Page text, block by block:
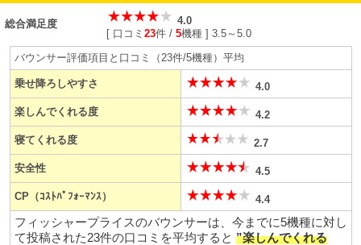
総合満足度
4.0
[ 口コミ 23件 / 5機種 ] 3.5～5.0
バウンサー評価項目と口コミ（23件/5機種）平均
乗せ降ろしやすさ 4.0
楽しんでくれる度 4.2
寝てくれる度 2.7
安全性 4.5
CP（ｺｽﾄﾊﾟﾌｫｰﾏﾝｽ） 4.4
フィッシャープライスのバウンサーは、今までに5機種に対し
て投稿された23件の口コミを平均すると ”楽しんでくれる